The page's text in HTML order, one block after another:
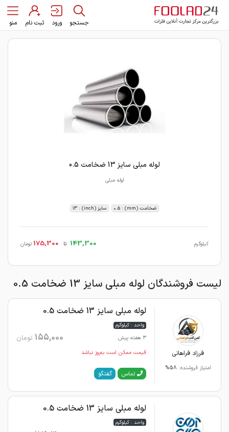
جستجو ورود ثبت نام منو
لوله مبلی سایز 13 ضخامت 0.5
لوله مبلی
ضخامت (mm) : 0.5 سایز (inch) : 13
کیلوگرم 143,300 تا 175,300 تومان
لیست فروشندگان لوله مبلی سایز 13 ضخامت 0.5
فرزاد فراهانی
امتیاز فروشنده: 58%
لوله مبلی سایز 13 ضخامت 0.5
واحد : کیلوگرم
3 هفته پیش
155,000 تومان
قیمت ممکن است به‌روز نباشد
تماس گفتگو
لوله مبلی سایز 13 ضخامت 0.5
واحد : کیلوگرم